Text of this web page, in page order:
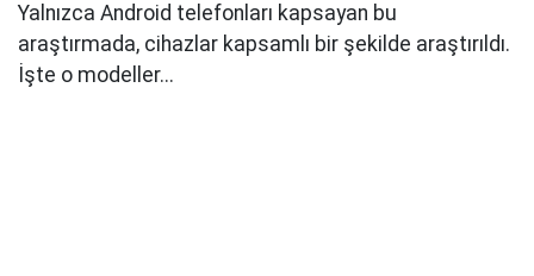
Yalnızca Android telefonları kapsayan bu
araştırmada, cihazlar kapsamlı bir şekilde araştırıldı.
İşte o modeller...